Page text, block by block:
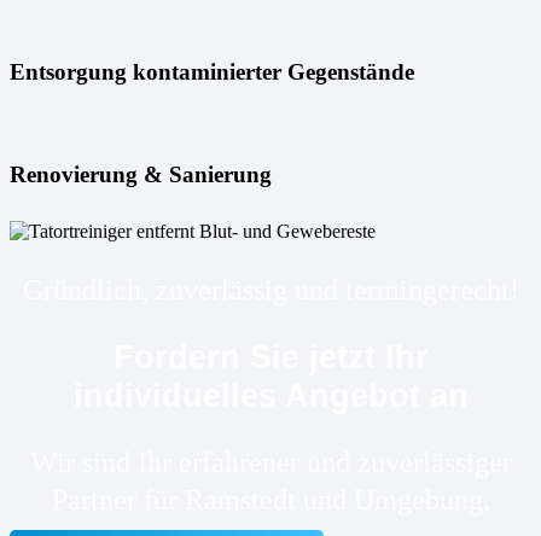
Entsorgung kontaminierter Gegenstände
Renovierung & Sanierung